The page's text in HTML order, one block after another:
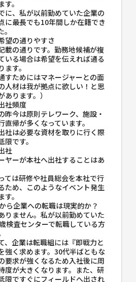
。
に、私が以前勤めていた企業の
に最長でも10年間しか在籍でき
望の通りやすさ
載の通りです。勤務地候補が複
いる場合は希望を伝えれば通る
す。
すためにはマネージャーとの面
人材は我が拠点に欲しい！と思
あります。）
社頻度
今は原則テレワーク、施設・
直帰が多くなっています。
社は必要な資材を取りに行く際
限です。
社
ヤーが本社へ出社することはあ
ては研修や社員総会を本社で行
ため、このようなイベント発生
。
ら企業への転職は現実的か？
りません。私が以前勤めていた
検査センターで転職している方
、企業は転職組には『即戦力と
強く求めます。30代半ばともな
要求が強くなるため入社後に周
度が大きくなります。また、研
限ですぐにフィールドへ出され